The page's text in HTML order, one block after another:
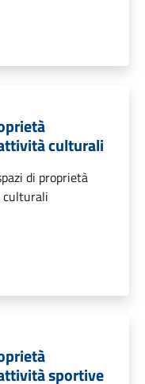
culturali
di proprietà
sportive